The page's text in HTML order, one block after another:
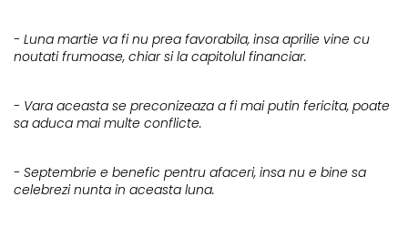
- Luna martie va fi nu prea favorabila, insa aprilie vine cu
noutati frumoase, chiar si la capitolul financiar.
- Vara aceasta se preconizeaza a fi mai putin fericita, poate
sa aduca mai multe conflicte.
- Septembrie e benefic pentru afaceri, insa nu e bine sa
celebrezi nunta in aceasta luna.